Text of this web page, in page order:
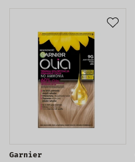
Garnier